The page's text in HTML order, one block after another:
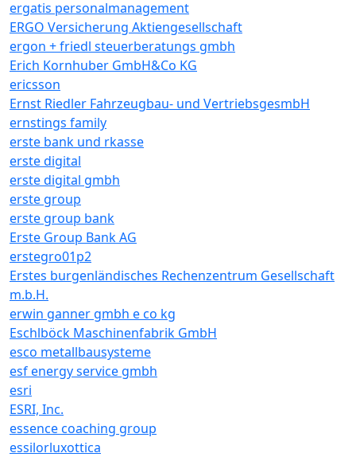
ergatis personalmanagement
ERGO Versicherung Aktiengesellschaft
ergon + friedl steuerberatungs gmbh
Erich Kornhuber GmbH&Co KG
ericsson
Ernst Riedler Fahrzeugbau- und VertriebsgesmbH
ernstings family
erste bank und rkasse
erste digital
erste digital gmbh
erste group
erste group bank
Erste Group Bank AG
erstegro01p2
Erstes burgenländisches Rechenzentrum Gesellschaft
m.b.H.
erwin ganner gmbh e co kg
Eschlböck Maschinenfabrik GmbH
esco metallbausysteme
esf energy service gmbh
esri
ESRI, Inc.
essence coaching group
essilorluxottica